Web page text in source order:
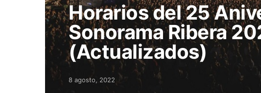
Horarios del 25
Sonorama Ribera
(Actualizados)
Posted on
8 agosto, 2022